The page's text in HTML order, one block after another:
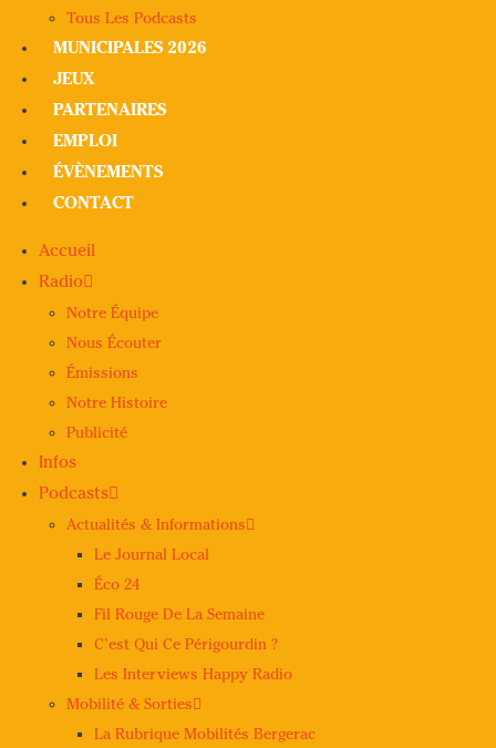
Tous Les Podcasts
MUNICIPALES 2026
JEUX
PARTENAIRES
EMPLOI
ÉVÈNEMENTS
CONTACT
Accueil
Radio
Notre Équipe
Nous Écouter
Émissions
Notre Histoire
Publicité
Infos
Podcasts
Actualités & Informations
Le Journal Local
Éco 24
Fil Rouge De La Semaine
C’est Qui Ce Périgourdin ?
Les Interviews Happy Radio
Mobilité & Sorties
La Rubrique Mobilités Bergerac